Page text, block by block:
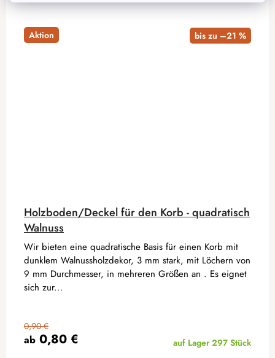
Aktion bis zu –21 %
Holzboden/Deckel für den Korb - quadratisch
Walnuss
ab 0,80 €
0,90 €
auf Lager 297 Stück
Wir bieten eine quadratische Basis für einen Korb mit
dunklem Walnussholzdekor, 3 mm stark, mit Löchern von
9 mm Durchmesser, in mehreren Größen an . Es eignet
sich zur...